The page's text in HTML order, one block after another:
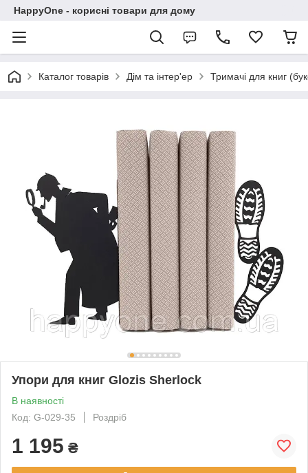
HappyOne - корисні товари для дому
Каталог товарів Дім та інтер'ер Тримачі для книг
Упори для книг Glozis Sherlock
В наявності
Код: G-029-35
Роздріб
1 195 ₴